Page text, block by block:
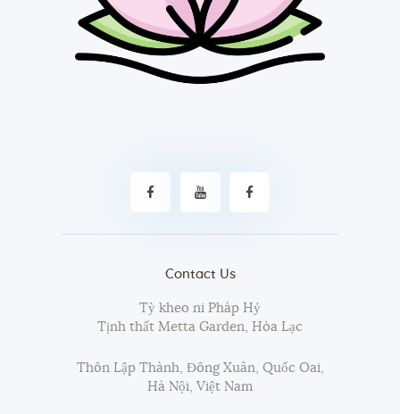
Contact Us
Tỳ kheo ni Pháp Hỷ
Tịnh thất Metta Garden, Hòa Lạc
Thôn Lập Thành, Đông Xuân, Quốc Oai,
Hà Nội, Việt Nam